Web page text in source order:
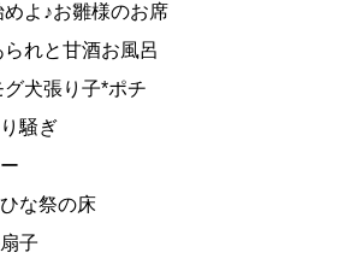
めよ♪お雛様のお席
れと甘酒お風呂
グ犬張り子*ポチ
騒ぎ
な祭の床
子